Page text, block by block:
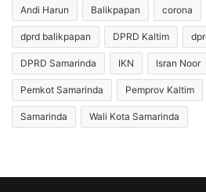
Andi Harun Balikpapan corona
dprd balikpapan DPRD Kaltim
DPRD Samarinda IKN Isran Noor
Pemkot Samarinda Pemprov Kaltim
Samarinda Wali Kota Samarinda